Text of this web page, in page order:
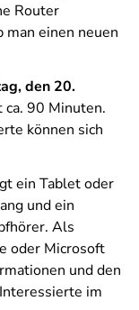
Router
einen neuen
den 20.
90 Minuten.
können sich
ein Tablet oder
und ein
Als
oder Microsoft
und den
im